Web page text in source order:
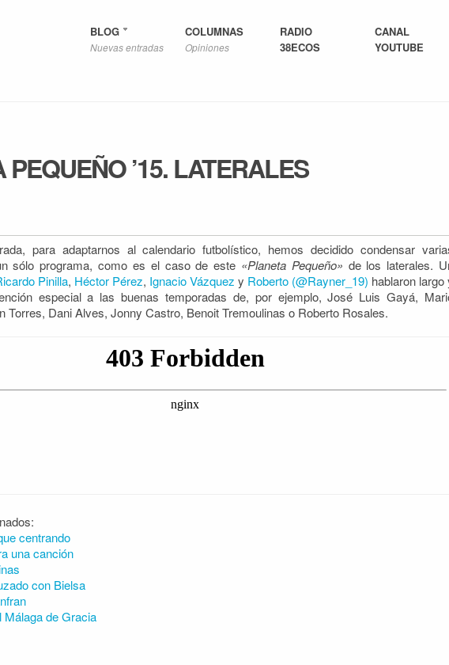
BLOG
Nuevas entradas
COLUMNAS
Opiniones
RADIO
38ECOS
CANAL
YOUTUBE
PEQUEÑO ’15. LATERALES
para adaptarnos al calendario futbolístico, hemos decidido condensar
sólo programa, como es el caso de este «Planeta Pequeño» de los laterales.
Pinilla, Héctor Pérez, Ignacio Vázquez y Roberto (@Rayner_19) hablaron largo
especial a las buenas temporadas de, por ejemplo, José Luis Gayá,
Torres, Dani Alves, Jonny Castro, Benoit Tremoulinas o Roberto Rosales.
centrando
una canción
con Bielsa
Málaga de Gracia